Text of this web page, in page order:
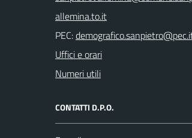
PEC:
Uffici e orari
Numeri utili
CONTATTI D.P.O.